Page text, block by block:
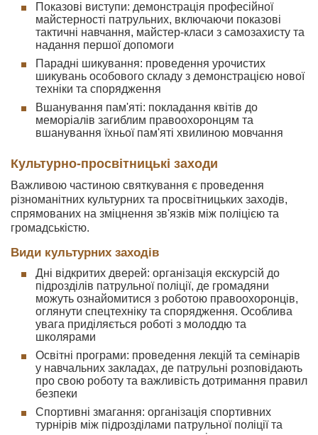
Показові виступи: демонстрація професійної
майстерності патрульних, включаючи показові
тактичні навчання, майстер-класи з самозахисту та
надання першої допомоги
Парадні шикування: проведення урочистих
шикувань особового складу з демонстрацією нової
техніки та спорядження
Вшанування пам'яті: покладання квітів до
меморіалів загиблим правоохоронцям та
вшанування їхньої пам'яті хвилиною мовчання
Культурно-просвітницькі заходи
Важливою частиною святкування є проведення
різноманітних культурних та просвітницьких заходів,
спрямованих на зміцнення зв'язків між поліцією та
громадськістю.
Види культурних заходів
Дні відкритих дверей: організація екскурсій до
підрозділів патрульної поліції, де громадяни
можуть ознайомитися з роботою правоохоронців,
оглянути спецтехніку та спорядження. Особлива
увага приділяється роботі з молоддю та
школярами
Освітні програми: проведення лекцій та семінарів
у навчальних закладах, де патрульні розповідають
про свою роботу та важливість дотримання правил
безпеки
Спортивні змагання: організація спортивних
турнірів між підрозділами патрульної поліції та